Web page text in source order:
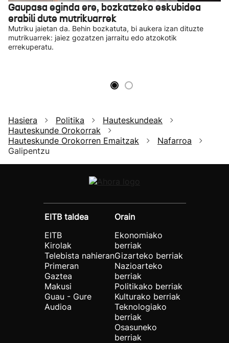
Gaupasa eginda ere, bozkatzeko eskubidea
erabili dute mutrikuarrek
Mutriku jaietan da. Behin bozkatuta, bi aukera izan dituzte
mutrikuarrek: jaiez gozatzen jarraitu edo atzokotik
errekuperatu.
Hasiera Politika
Hauteskundeak
Hauteskunde Orokorrak
Hauteskunde Orokorren Emaitzak
Nafarroa
Galipentzu
EITB taldea
EITB
Kirolak
Telebista nahieran
Primeran
Gaztea
Makusi
Guau - Gure
Audioa
Orain
Ekonomiako
berriak
Gizarteko berriak
Nazioarteko
berriak
Politikako berriak
Kulturako berriak
Teknologiako
berriak
Osasuneko
berriak